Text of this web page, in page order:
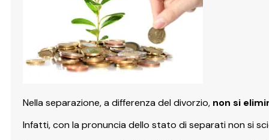
Nella separazione, a differenza del divorzio, non si
Infatti, con la pronuncia dello stato di separati non si